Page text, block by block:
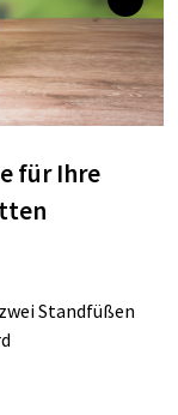
für Ihre
Standfüßen